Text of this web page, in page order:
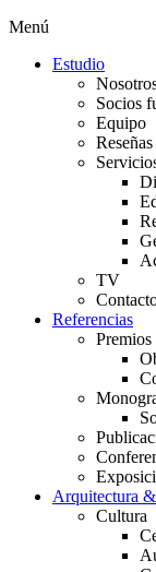
Menú
Estudio
Socios
Equipo
Reseñas
TV
Referencias
Premios
Arquitectura
Cultura